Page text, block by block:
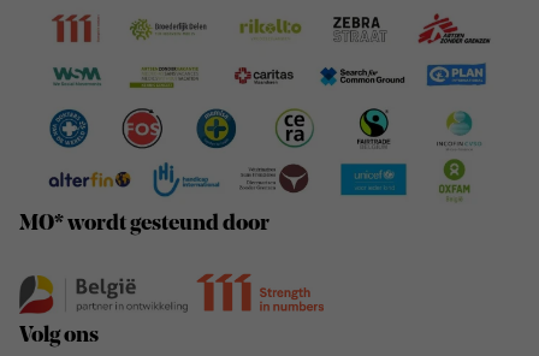
MO* wordt gesteund door
Volg ons